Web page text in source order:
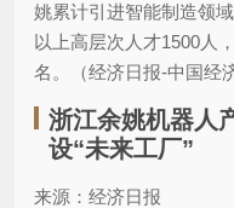
姚累计引进智能制造领
以上高层次人才1500人
名。（经济日报-中国经
浙江余姚机器
设“未来工厂”
来源：经济日报